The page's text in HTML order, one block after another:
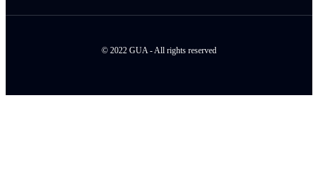
© 2022 GUA - All rights reserved